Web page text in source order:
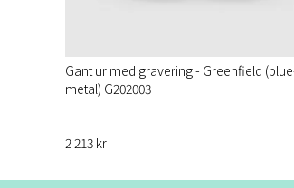
Gant ur med gravering - Greenfield
metal) G202003
2 213 kr